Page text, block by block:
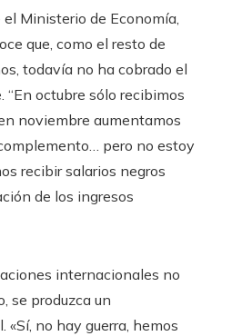
el Ministerio de Economía,
que, como el resto de
todavía no ha cobrado el
“En octubre sólo recibimos
noviembre aumentamos
pero no estoy
recibir salarios negros
de los ingresos
internacionales no
se produzca un
no hay guerra, hemos